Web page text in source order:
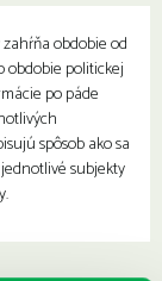
obdobie od
obdobie politickej
po páde
spôsob ako sa
subjekty